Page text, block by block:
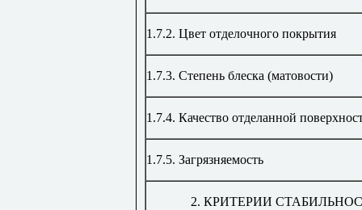
1.7.2. Цвет отделочного покрытия
1.7.3. Степень блеска (матовости)
1.7.4. Качество отделанной
1.7.5. Загрязняемость
2. КРИТЕРИИ